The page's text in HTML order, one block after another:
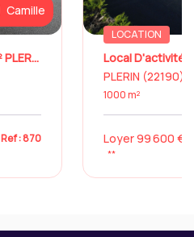
Camille
Local D'activités 600 M² PLERNEUF
Ref : 870
LOCATION
Local D'activité
PLERIN (22190)
1000 m²
Loyer 99 600 €/
**